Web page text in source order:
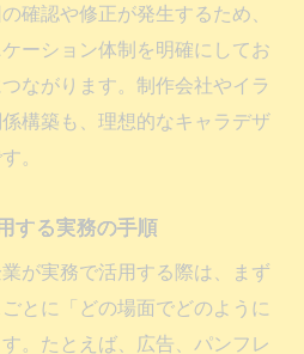
確認や修正が発生するため、
ーション体制を明確にしてお
ながります。制作会社やイラ
構築も、理想的なキャラデザ
。
する実務の手順
が実務で活用する際は、まず
とに「どの場面でどのように
。たとえば、広告、パンフレ